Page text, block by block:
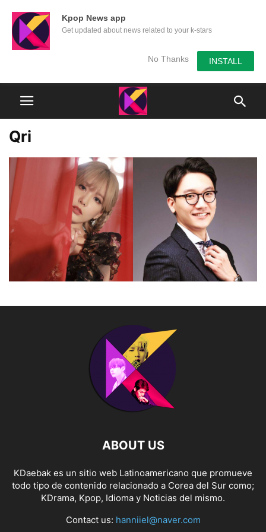
Kpop News app
Get updated about news related to your k-stars
No Thanks INSTALL
Qri
ABOUT US
KDaebak es un sitio web Latinoamericano que promueve
todo tipo de contenido relacionado a Corea del Sur como;
KDrama, Kpop, Idioma y Noticias del mismo.
Contact us: hanniiel@naver.com